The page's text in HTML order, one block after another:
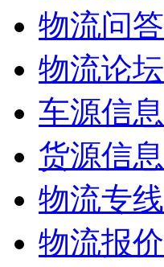
物流问答
物流论坛
车源信息
货源信息
物流专线
物流报价